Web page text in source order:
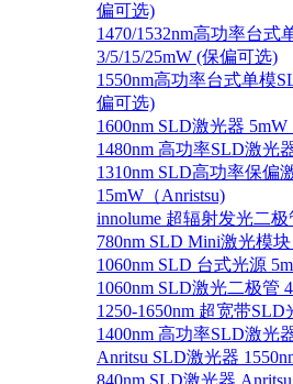
偏可选)
1470/1532nm高功率台式
3/5/15/25mW (保偏可选)
1550nm高功率台式单模
偏可选)
1600nm SLD激光器 5mW
1480nm 高功率SLD激光
1310nm SLD高功率保偏
15mW（Anristsu)
innolume 超辐射发光二极
780nm SLD Mini激光模
1060nm SLD 台式光源
1060nm SLD激光二极管
1250-1650nm 超宽带SLD
1400nm 高功率SLD激光
Anritsu SLD激光器
840nm SLD激光器 Anritsu